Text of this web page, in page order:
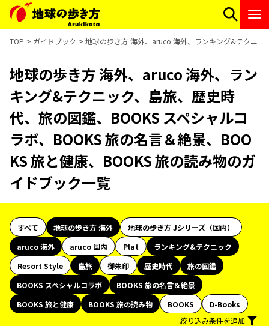
TOP ガイドブック 地球の歩き方 海外、aruco 海外、ランキング&テクニッ
地球の歩き方 海外、aruco 海外、ラン
キング&テクニック、島旅、歴史時
代、旅の図鑑、BOOKS スペシャルコ
ラボ、BOOKS 旅の名言＆絶景、BOO
KS 旅と健康、BOOKS 旅の読み物のガ
イドブック一覧
すべて 地球の歩き方 海外
地球の歩き方 Jシリーズ（国内）
aruco 海外
aruco 国内 Plat
ランキング&テクニック
Resort Style
島旅 御朱印 歴史時代
旅の図鑑
BOOKS スペシャルコラボ
BOOKS 旅の名言＆絶景
BOOKS 旅と健康
BOOKS 旅の読み物 BOOKS
D-Books
絞り込み条件を追加